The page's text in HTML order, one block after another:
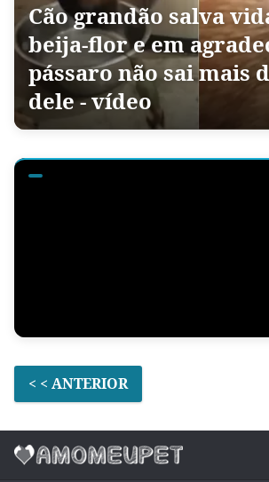
Cão grandão salva
beija-flor e em
pássaro não sai mais
dele - vídeo
< < ANTERIOR